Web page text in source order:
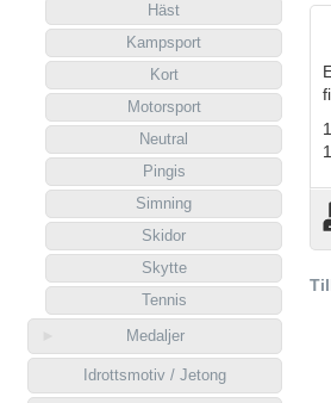
Häst
Kampsport
Kort
Motorsport
Neutral
Pingis
Simning
Skidor
Skytte
Tennis
Medaljer
Idrottsmotiv / Jetong